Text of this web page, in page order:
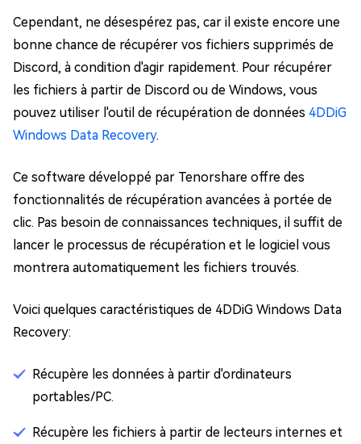
Cependant, ne désespérez pas, car il existe encore une
bonne chance de récupérer vos fichiers supprimés de
Discord, à condition d'agir rapidement. Pour récupérer
les fichiers à partir de Discord ou de Windows, vous
pouvez utiliser l'outil de récupération de données 4DDiG
Windows Data Recovery.
Ce software développé par Tenorshare offre des
fonctionnalités de récupération avancées à portée de
clic. Pas besoin de connaissances techniques, il suffit de
lancer le processus de récupération et le logiciel vous
montrera automatiquement les fichiers trouvés.
Voici quelques caractéristiques de 4DDiG Windows Data
Recovery:
Récupère les données à partir d'ordinateurs
portables/PC.
Récupère les fichiers à partir de lecteurs internes et